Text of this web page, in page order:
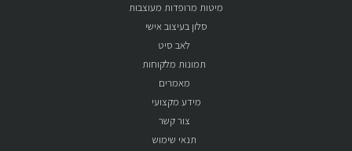
מיטות מרופדות מעוצבות
סלון בעיצוב אישי
לאב סיט
תמונות מלקוחות
מאמרים
מידע מקצועי
צור קשר
תנאי שימוש